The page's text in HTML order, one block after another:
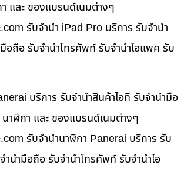
และ ของแบรนด์เนมต่างๆ
รับจำนำ iPad Pro บริการ รับจำนำ
อถือ รับจำนำโทรศัพท์ รับจำนำไอแพค รับ
บริการ รับจำนำสินค้าไอที รับจำนำมือ
าฬิกา และ ของแบรนด์เนมต่างๆ
รับจำนำนาฬิกา Panerai บริการ รับ
ำนำมือถือ รับจำนำโทรศัพท์ รับจำนำไอ